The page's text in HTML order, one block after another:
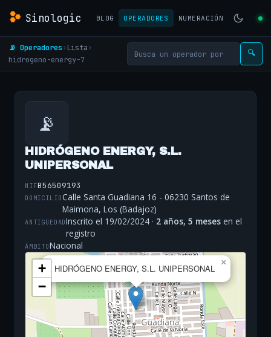
Sinologic BLOG OPERADORES NUMERACIÓN
📡 Operadores› Lista›
hidrogeno-energy-7
🔍
📡
HIDRÓGENO ENERGY, S.L.
UNIPERSONAL
NIFB56509193
DOMICILIOCalle Santa Guadiana 16 - 06230 Santos de
Maimona, Los (Badajoz)
ANTIGÜEDADInscrito el 19/02/2024 · 2 años, 5 meses en el
registro
ÁMBITONacional
HIDRÓGENO ENERGY, S.L. UNIPERSONAL
×
+
−